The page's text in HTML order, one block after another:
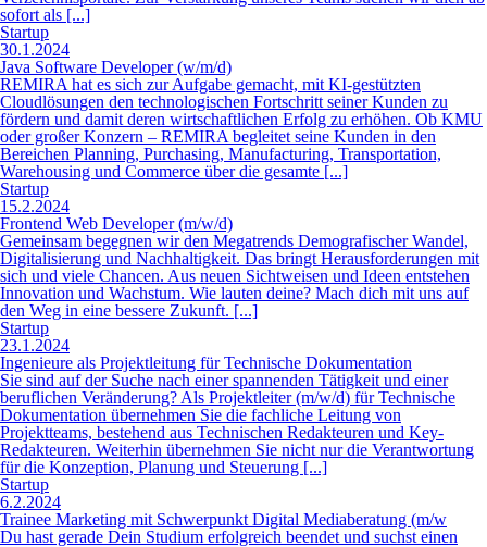
Bereichen Planning, Purchasing, Manufacturing, Transportation,
Warehousing und Commerce über die gesamte [...]
Startup
15.2.2024
Frontend Web Developer (m/w/d)
Gemeinsam begegnen wir den Megatrends Demografischer Wandel,
Digitalisierung und Nachhaltigkeit. Das bringt Herausforderungen mit
sich und viele Chancen. Aus neuen Sichtweisen und Ideen entstehen
Innovation und Wachstum. Wie lauten deine? Mach dich mit uns auf
den Weg in eine bessere Zukunft. [...]
Startup
23.1.2024
Ingenieure als Projektleitung für Technische Dokumentation
Sie sind auf der Suche nach einer spannenden Tätigkeit und einer
beruflichen Veränderung? Als Projektleiter (m/w/d) für Technische
Dokumentation übernehmen Sie die fachliche Leitung von
Projektteams, bestehend aus Technischen Redakteuren und Key-
Redakteuren. Weiterhin übernehmen Sie nicht nur die Verantwortung
für die Konzeption, Planung und Steuerung [...]
Startup
6.2.2024
Trainee Marketing mit Schwerpunkt Digital Mediaberatung (m/w
Du hast gerade Dein Studium erfolgreich beendet und suchst einen
Einstieg in den Bereich Marketing mit Schwerpunkt Digital
Mediaberatung? - Dann bist Du bei uns genau richtig! Starte Dein
Traineeship bei uns im April oder Oktober, um die Zukunft von
morgen aktiv mitzugestalten. [...]
Startup
31.1.2024
Bilanzbuchhalter (w/m/x)
Bei Magazino hat die Förderung der Inklusion oberste Priorität. Wir